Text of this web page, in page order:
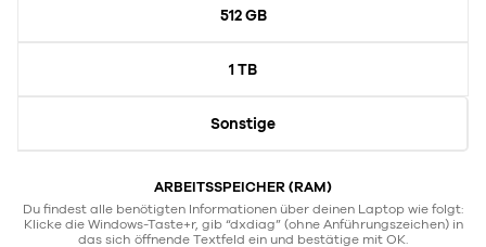
512 GB
1 TB
Sonstige
ARBEITSSPEICHER (RAM)
Du findest alle benötigten Informationen über deinen Laptop wie folgt:
Klicke die Windows-Taste+r, gib “dxdiag” (ohne Anführungszeichen) in
das sich öffnende Textfeld ein und bestätige mit OK.